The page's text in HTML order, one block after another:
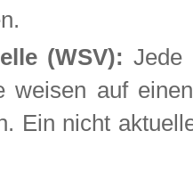
(WSV): Jede
weisen auf
Ein nicht